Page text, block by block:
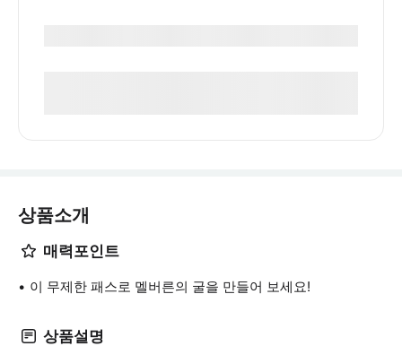
상품소개
매력포인트
이 무제한 패스로 멜버른의 굴을 만들어 보세요!
상품설명